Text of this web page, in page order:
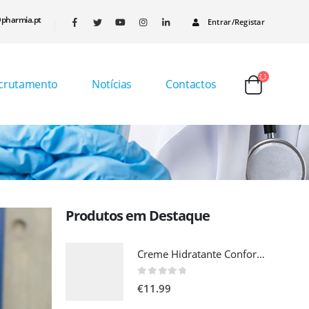
Entrar/Registar
Notícias Contactos
Produtos em Destaque
Creme Hidratante Confort de Vie 500 ml
€11.99